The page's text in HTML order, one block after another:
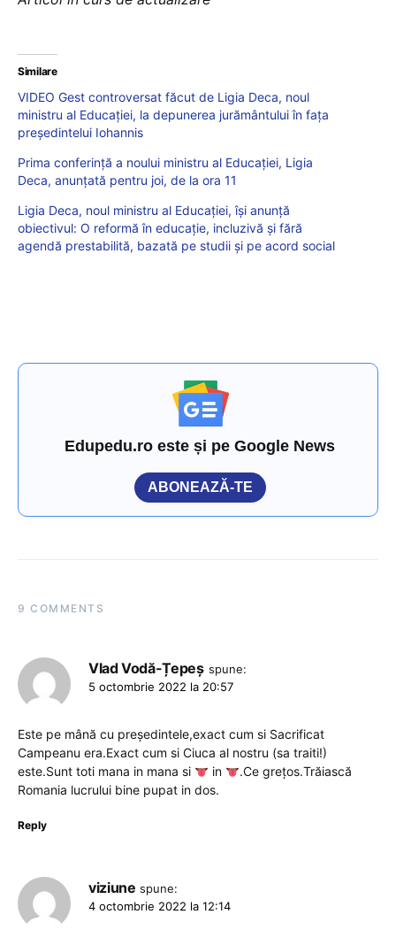
Similare
VIDEO Gest controversat făcut de Ligia Deca, noul
ministru al Educației, la depunerea jurământului în fața
președintelui Iohannis
Prima conferință a noului ministru al Educației, Ligia
Deca, anunțată pentru joi, de la ora 11
Ligia Deca, noul ministru al Educației, își anunță
obiectivul: O reformă în educație, incluzivă şi fără
agendă prestabilită, bazată pe studii şi pe acord social
Edupedu.ro este și pe Google News
ABONEAZĂ-TE
9 COMMENTS
Vlad Vodă-Țepeș spune:
5 octombrie 2022 la 20:57
Este pe mână cu președintele,exact cum si Sacrificat
Campeanu era.Exact cum si Ciuca al nostru (sa traiti!)
este.Sunt toti mana in mana si
in
.Ce grețos.Trăiască
Romania lucrului bine pupat in dos.
Reply
viziune spune:
4 octombrie 2022 la 12:14